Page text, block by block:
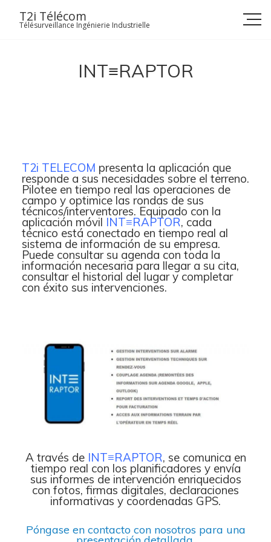
T2i Télécom
Télésurveillance Ingénierie Industrielle
INT≡RAPTOR
T2i TELECOM presenta la aplicación que
responde a sus necesidades sobre el terreno.
Pilotee en tiempo real las operaciones de
campo y optimice las rondas de sus
técnicos/interventores. Equipado con la
aplicación móvil INT≡RAPTOR, cada
técnico está conectado en tiempo real al
sistema de información de su empresa.
Puede consultar su agenda con toda la
información necesaria para llegar a su cita,
consultar el historial del lugar y completar
con éxito sus intervenciones.
A través de INT≡RAPTOR, se comunica en
tiempo real con los planificadores y envía
sus informes de intervención enriquecidos
con fotos, firmas digitales, declaraciones
informativas y coordenadas GPS.
Póngase en contacto con nosotros para una
Accueil
Société
Notre équipe
Data Center
Nos partenaires
Certifications
Services